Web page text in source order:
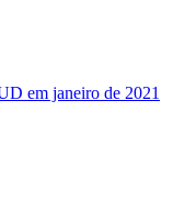
em janeiro de 2021